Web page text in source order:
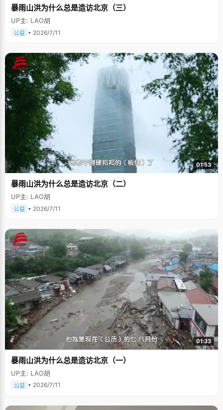
暴雨山洪为什么总是造访北京（三）
UP主: LAO胡
公益 • 2026/7/11
01:53
暴雨山洪为什么总是造访北京（二）
UP主: LAO胡
公益 • 2026/7/11
01:33
暴雨山洪为什么总是造访北京（一）
UP主: LAO胡
公益 • 2026/7/11